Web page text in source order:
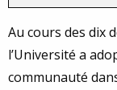
Au cours des dix
l’Université a
communauté